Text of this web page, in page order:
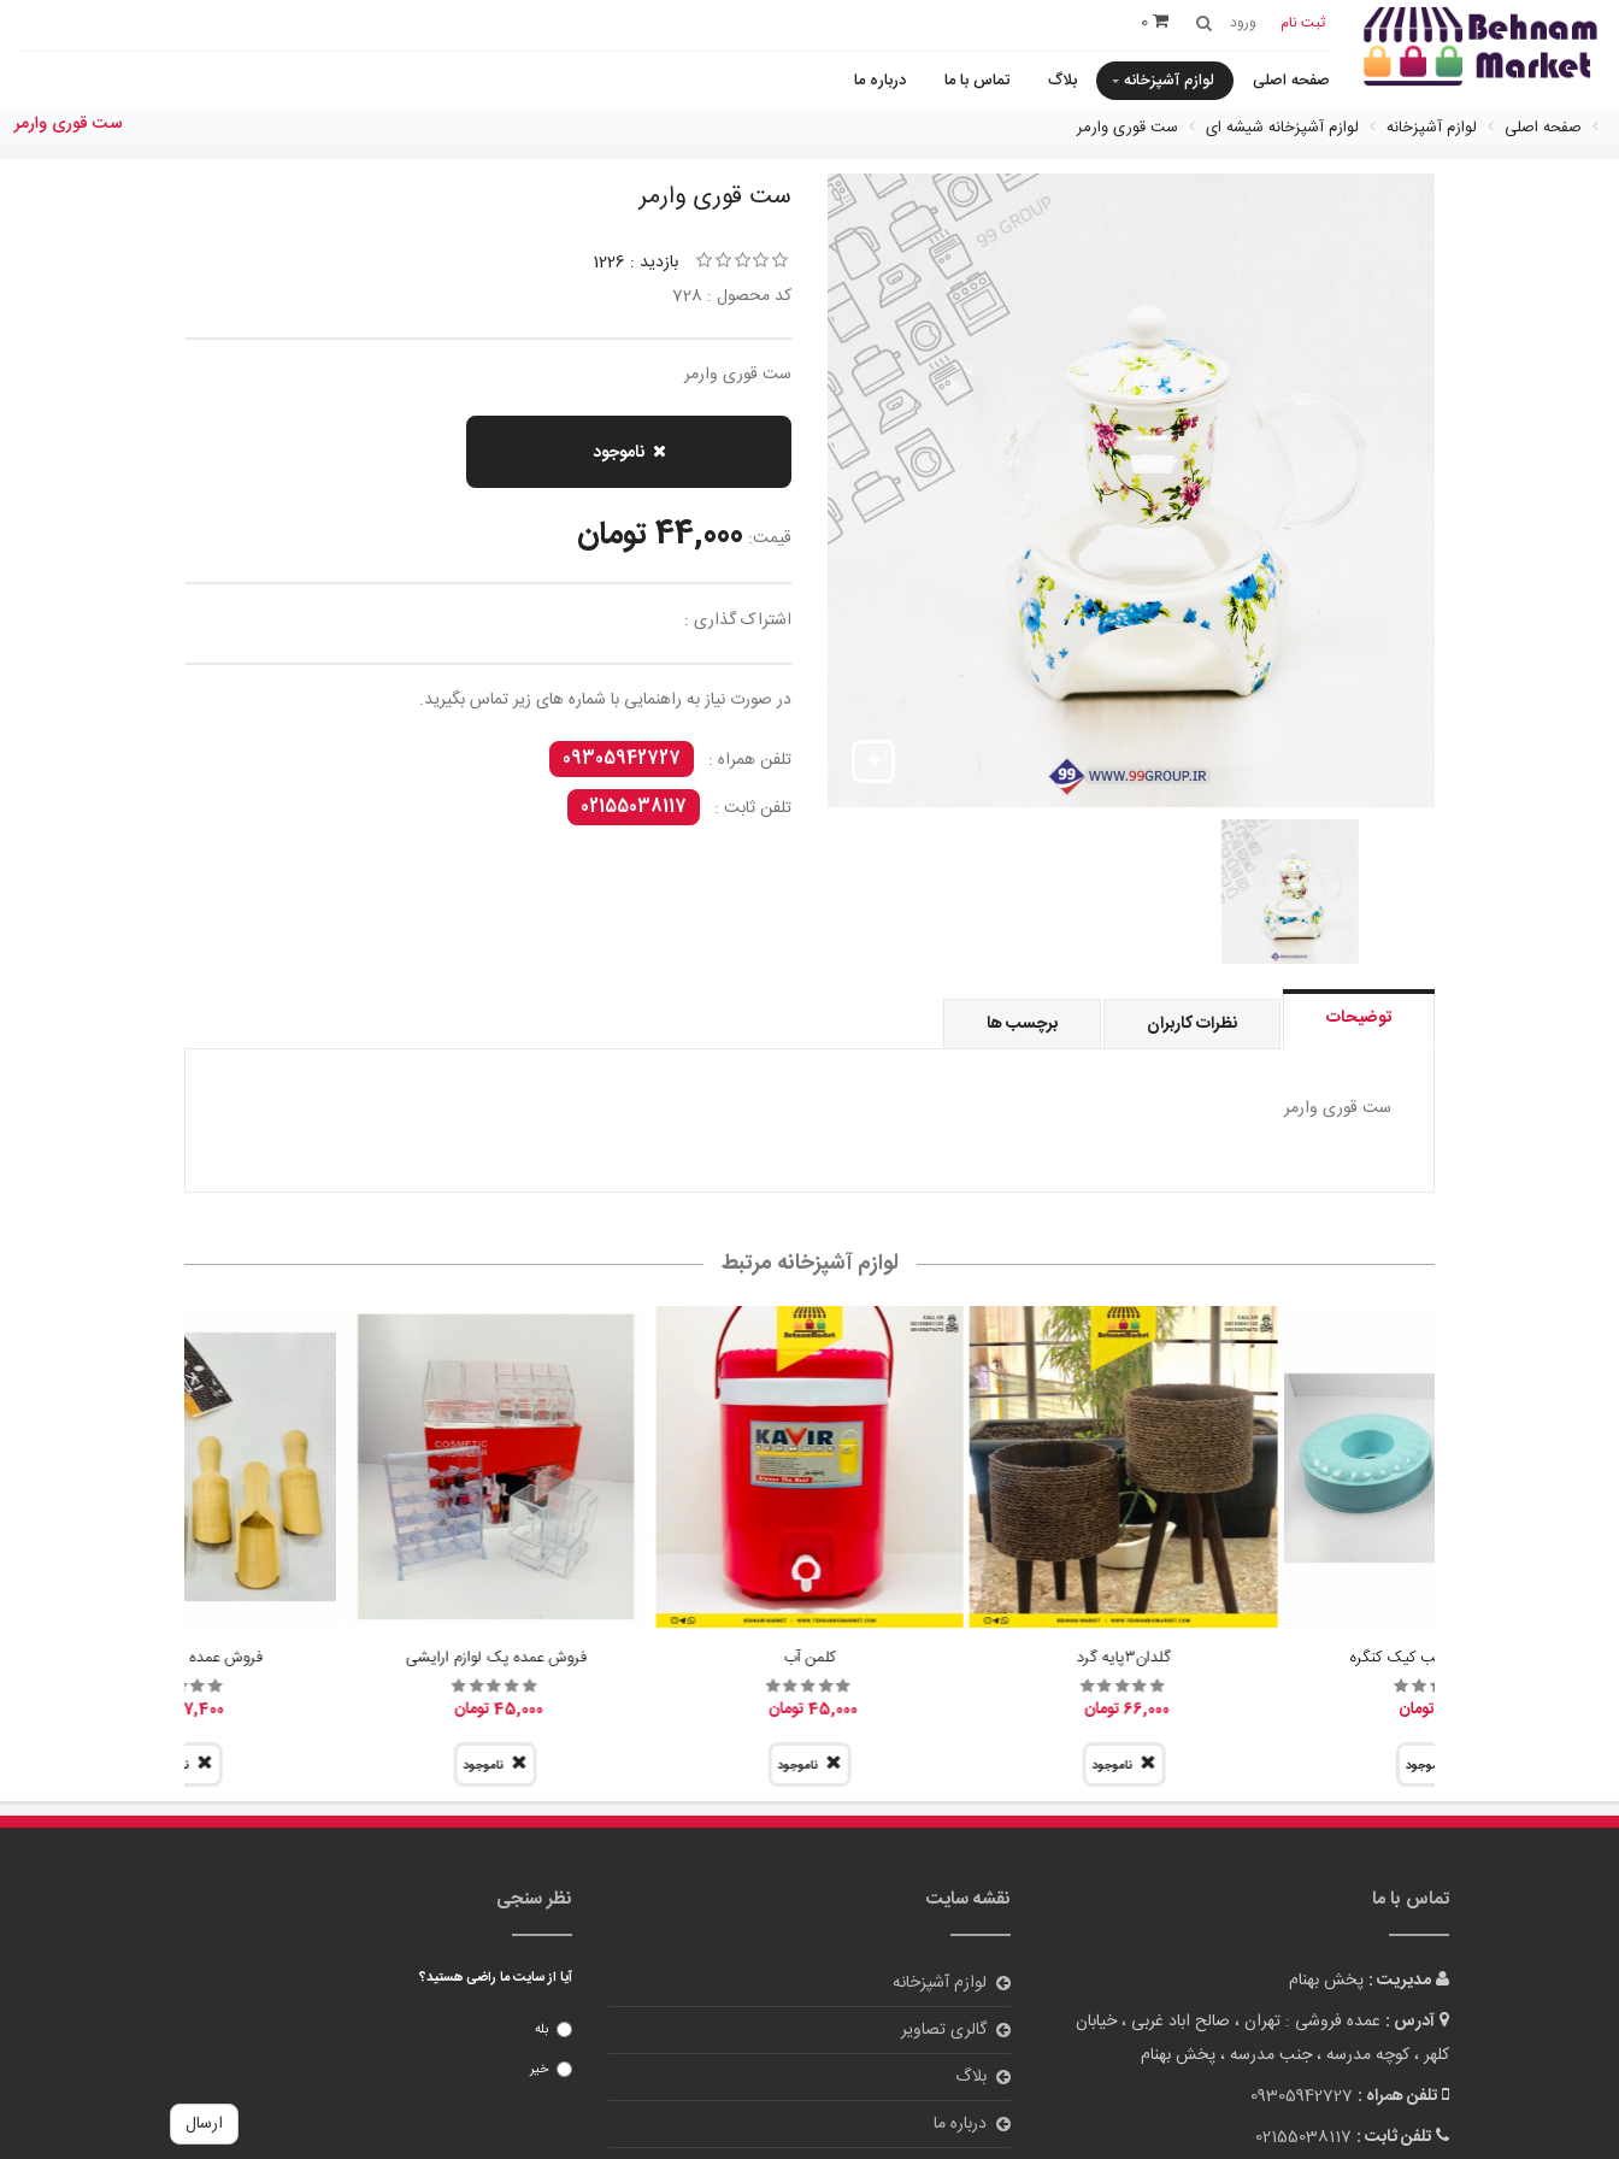
ثبت نام ورود 0
صفحه اصلی لوازم آشپزخانه بلاگ تماس با ما
درباره ما
صفحه اصلی
لوازم آشپزخانه لوازم آشپزخانه شیشه ای ست قورى وارمر ست قورى وارمر
ست قورى وارمر
بازدید : 1226
کد محصول : 728
ست قورى وارمر
ناموجود
قیمت: 44,000 تومان
اشتراک گذاری :
در صورت نیاز به راهنمایی با شماره های زیر تماس بگیرید.
تلفن همراه :
09305942727
تلفن ثابت :
02155038117
توضیحات نظرات کاربران برچسب ها
ست قورى وارمر
لوازم آشپزخانه مرتبط
فروش عمده قالب کیک کنگره
ناموجود
گلدان٣پايه گرد
66,000 تومان
ناموجود
کلمن آب
45,000 تومان
ناموجود
فروش عمده پک لوازم ارایشی
45,000 تومان
ناموجود
فروش عمده پیمانه سرتاس
7,400 تومان
ناموجود
تماس با ما
مدیریت : پخش بهنام
آدرس : عمده فروشی : تهران ، صالح اباد غربی ، خیابان
کلهر ، کوچه مدرسه ، جنب مدرسه ، پخش بهنام
تلفن همراه : 09305942727
تلفن ثابت : 02155038117
نقشه سایت
لوازم آشپزخانه
گالری تصاویر
بلاگ
درباره ما
نظر سنجی
آیا از سایت ما راضی هستید؟
بله
خیر
ارسال